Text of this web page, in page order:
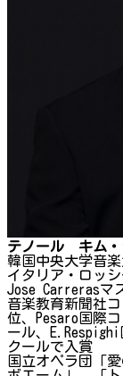
テノール キム・
韓国中央大学音
イタリア・ロッ
Jose Carrerasマ
音楽教育新聞社コ
位、Pesaro国際
ール、
クールで入賞
国立オペラ団「